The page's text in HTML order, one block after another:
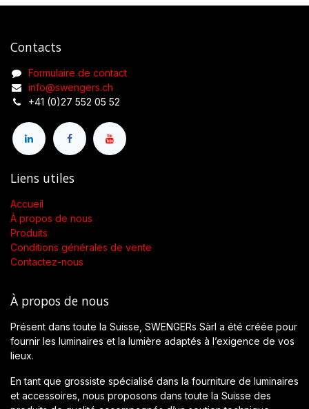
Contacts
Formulaire de contact
info@swengers.ch
+41 (0)27 552 05 52
Liens utiles
Accueil
À propos de nous
Produits
Conditions générales de vente
Contactez-nous
À propos de nous
Présent dans toute la Suisse, SWENGERs Sàrl a été créée pour
fournir les luminaires et la lumière adaptés à l’exigence de vos
lieux.
En tant que grossiste spécialisé dans la fourniture de luminaires
et accessoires, nous proposons dans toute la Suisse des